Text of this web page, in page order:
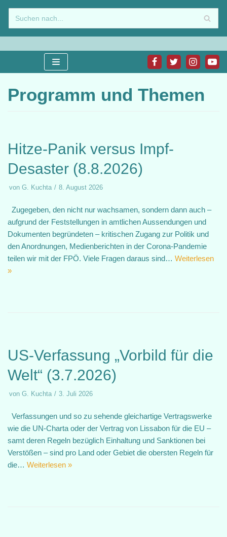
Zum
Inhalt
springen
Programm und Themen
Hitze-Panik versus Impf-
Desaster (8.8.2026)
von G. Kuchta 8. August 2026
Zugegeben, den nicht nur wachsamen, sondern dann auch –
aufgrund der Feststellungen in amtlichen Aussendungen und
Dokumenten begründeten – kritischen Zugang zur Politik und
den Anordnungen, Medienberichten in der Corona-Pandemie
teilen wir mit der FPÖ. Viele Fragen daraus sind… Weiterlesen
»
US-Verfassung „Vorbild für die
Welt“ (3.7.2026)
von G. Kuchta 3. Juli 2026
Verfassungen und so zu sehende gleichartige Vertragswerke
wie die UN-Charta oder der Vertrag von Lissabon für die EU –
samt deren Regeln bezüglich Einhaltung und Sanktionen bei
Verstößen – sind pro Land oder Gebiet die obersten Regeln für
die… Weiterlesen »